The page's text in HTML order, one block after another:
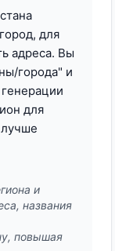
для
адреса. Вы
города" и
для
и
названия
повышая